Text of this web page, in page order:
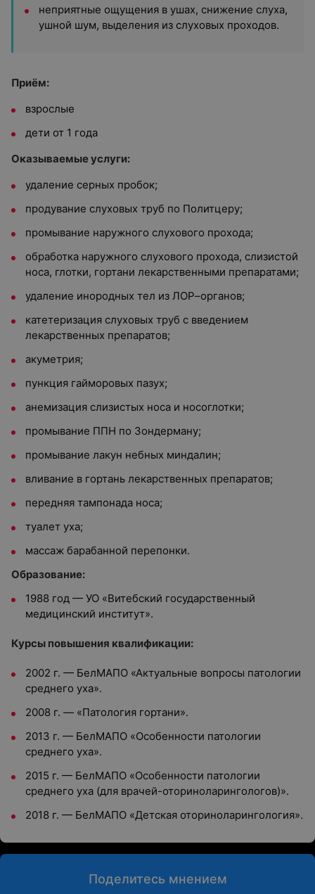
неприятные ощущения в ушах, снижение слуха,
ушной шум, выделения из слуховых проходов.
Приём:
взрослые
дети от 1 года
Оказываемыеуслуги:
удаление серных пробок;
продувание слуховых труб по Политцеру;
промывание наружного слухового прохода;
обработка наружного слухового прохода, слизистой
носа, глотки, гортани лекарственными препаратами;
удаление инородных тел из ЛОР–органов;
катетеризация слуховых труб с введением
лекарственных препаратов;
акуметрия;
пункция гайморовых пазух;
анемизация слизистых носа и носоглотки;
промывание ППН по Зондерману;
промывание лакун небных миндалин;
вливание в гортань лекарственных препаратов;
передняя тампонада носа;
туалет уха;
массаж барабанной перепонки.
Образование:
1988 год — УО «Витебский государственный
медицинский институт».
Курсы повышения квалификации:
2002 г. — БелМАПО «Актуальные вопросы патологии
среднего уха».
2008 г. — «Патология гортани».
2013 г. — БелМАПО «Особенности патологии
среднего уха».
2015 г. — БелМАПО «Особенности патологии
среднего уха (для врачей-оториноларингологов)».
2018 г. — БелМАПО «Детская оториноларингология».
Поделитесь мнением